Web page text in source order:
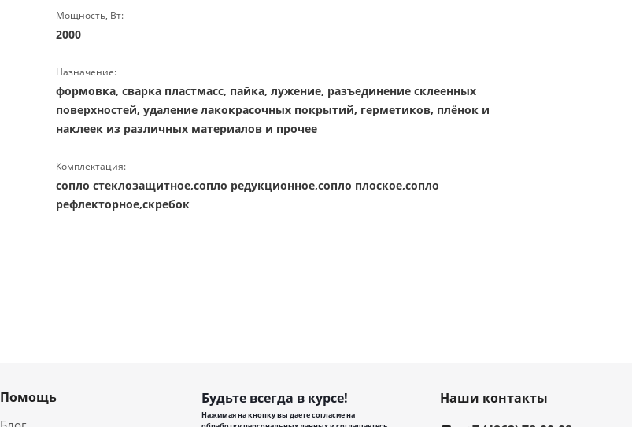
Мощность, Вт:
2000
Назначение:
формовка, сварка пластмасс, пайка, лужение, разъединение склеенных
поверхностей, удаление лакокрасочных покрытий, герметиков, плёнок и
наклеек из различных материалов и прочее
Комплектация:
сопло стеклозащитное,сопло редукционное,сопло плоское,сопло
рефлекторное,скребок
Помощь Будьте всегда в курсе!
Нажимая на кнопку вы даете согласие на
Наши контакты